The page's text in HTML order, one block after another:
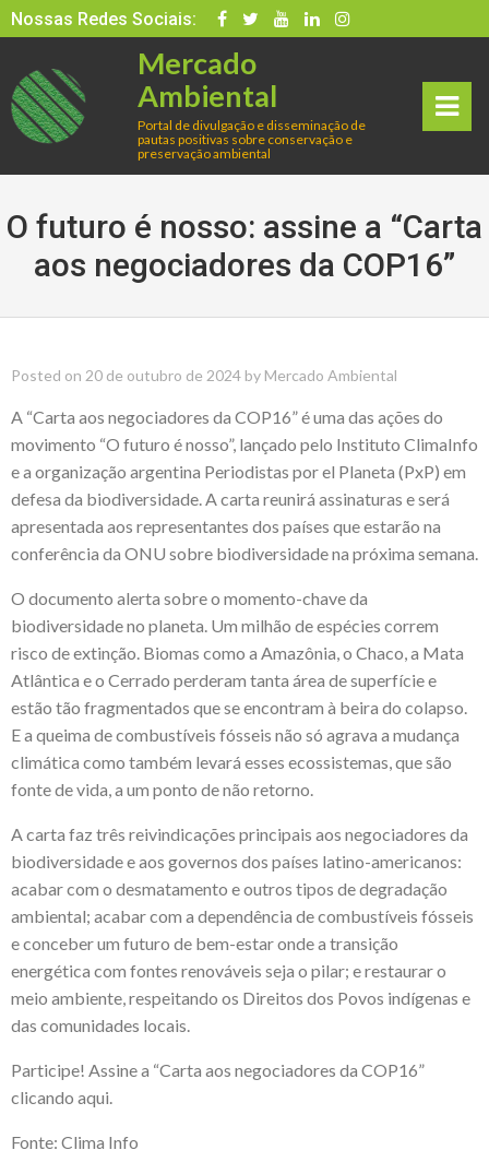
Skip
to
content
Nossas Redes Sociais:
Mercado
Ambiental
Portal de divulgação e disseminação de
pautas positivas sobre conservação e
preservação ambiental
Men
O futuro é nosso: assine a “Carta
aos negociadores da COP16”
Posted on 20 de outubro de 2024 by Mercado Ambiental
A “Carta aos negociadores da COP16” é uma das ações do
movimento “O futuro é nosso”, lançado pelo Instituto ClimaInfo
e a organização argentina Periodistas por el Planeta (PxP) em
defesa da biodiversidade. A carta reunirá assinaturas e será
apresentada aos representantes dos países que estarão na
conferência da ONU sobre biodiversidade na próxima semana.
O documento alerta sobre o momento-chave da
biodiversidade no planeta. Um milhão de espécies correm
risco de extinção. Biomas como a Amazônia, o Chaco, a Mata
Atlântica e o Cerrado perderam tanta área de superfície e
estão tão fragmentados que se encontram à beira do colapso.
E a queima de combustíveis fósseis não só agrava a mudança
climática como também levará esses ecossistemas, que são
fonte de vida, a um ponto de não retorno.
A carta faz três reivindicações principais aos negociadores da
biodiversidade e aos governos dos países latino-americanos:
acabar com o desmatamento e outros tipos de degradação
ambiental; acabar com a dependência de combustíveis fósseis
e conceber um futuro de bem-estar onde a transição
energética com fontes renováveis seja o pilar; e restaurar o
meio ambiente, respeitando os Direitos dos Povos indígenas e
das comunidades locais.
Participe! Assine a “Carta aos negociadores da COP16”
clicando aqui.
Fonte: Clima Info